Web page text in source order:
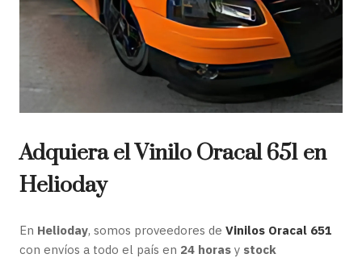
Adquiera el Vinilo Oracal 651 en
Helioday
En Helioday, somos proveedores de Vinilos Oracal 651
con envíos a todo el país en 24 horas y stock